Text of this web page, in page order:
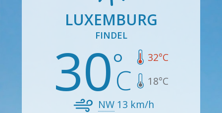
LUXEMBURG
FINDEL
30 32°C
18°C
NW13 km/h